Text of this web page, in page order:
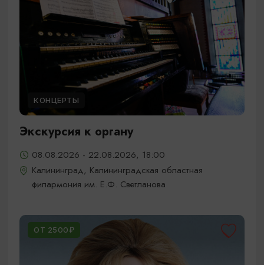
КОНЦЕРТЫ
Экскурсия к органу
08.08.2026 - 22.08.2026, 18:00
Калининград, Калининградская областная
филармония им. Е.Ф. Светланова
ОТ 2500₽